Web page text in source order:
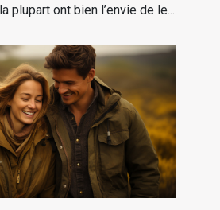
plupart ont bien l’envie de le...